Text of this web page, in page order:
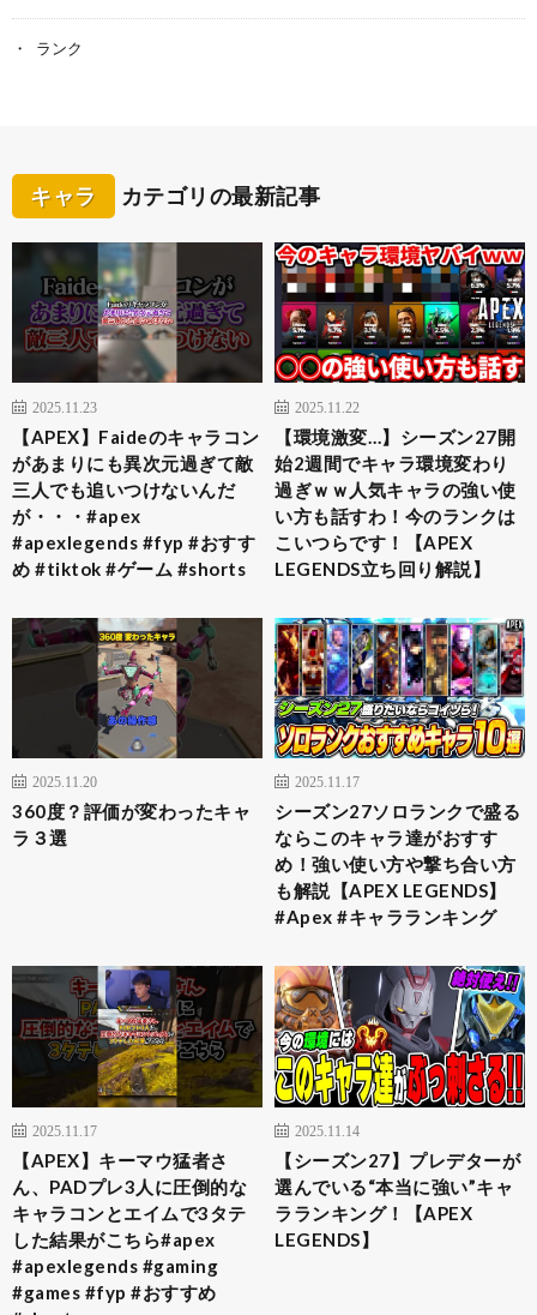
ランク
キャラ カテゴリの最新記事
2025.11.23
【APEX】Faideのキャラコン
があまりにも異次元過ぎて敵
三人でも追いつけないんだ
が・・・#apex
#apexlegends #fyp #おすす
め #tiktok #ゲーム #shorts
2025.11.22
【環境激変…】シーズン27開
始2週間でキャラ環境変わり
過ぎｗｗ人気キャラの強い使
い方も話すわ！今のランクは
こいつらです！【APEX
LEGENDS立ち回り解説】
2025.11.20
360度？評価が変わったキャ
ラ３選
2025.11.17
シーズン27ソロランクで盛る
ならこのキャラ達がおすす
め！強い使い方や撃ち合い方
も解説【APEX LEGENDS】
#Apex #キャラランキング
2025.11.17
【APEX】キーマウ猛者さ
ん、PADプレ3人に圧倒的な
キャラコンとエイムで3タテ
した結果がこちら#apex
#apexlegends #gaming
#games #fyp #おすすめ
2025.11.14
【シーズン27】プレデターが
選んでいる“本当に強い”キャ
ラランキング！【APEX
LEGENDS】